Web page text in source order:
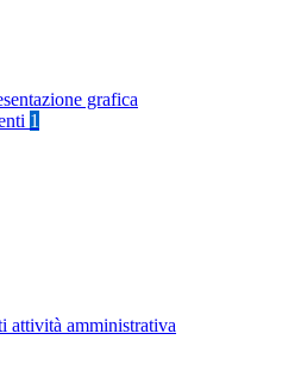
grafica
1
attività amministrativa